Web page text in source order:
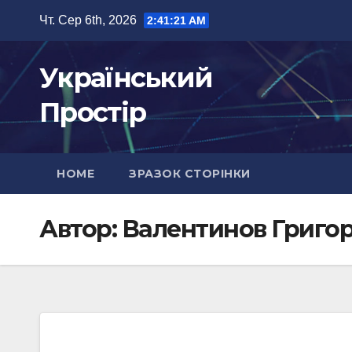
вмісту
Чт. Сер 6th, 2026 2:41:23 AM
Український
Простір
HOME ЗРАЗОК СТОРІНКИ
Автор: Валентинов